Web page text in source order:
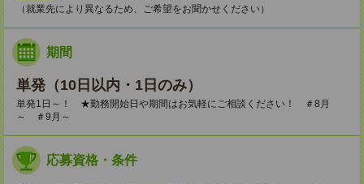
（就業先により異なるため、ご希望をお聞かせください）
期間
単発（10日以内・1日のみ）
単発1日～！ ★勤務開始日や期間はお気軽にご相談ください！ ＃8月
～ ＃9月～
応募資格・条件